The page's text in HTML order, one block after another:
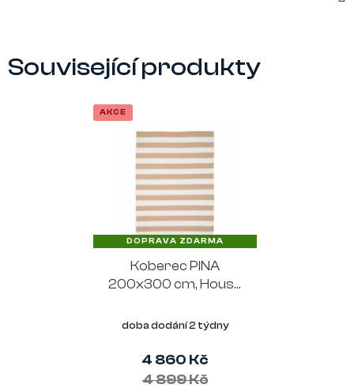
Související produkty
AKCE
DOPRAVA ZDARMA
Koberec PINA
200x300 cm, House
PET, béžová a bílá
doba dodání 2 týdny
4 860 Kč
4 899 Kč